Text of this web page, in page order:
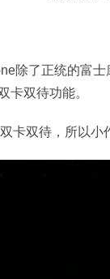
除了正统的富
卡双待功能。
卡双待，所以